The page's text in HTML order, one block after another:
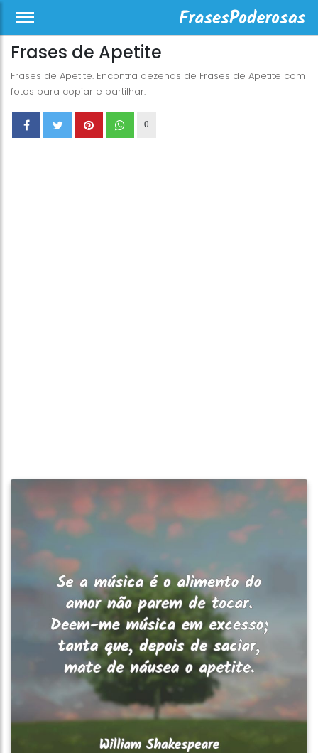
Frases de Apetite
Frases de Apetite. Encontra dezenas de Frases de Apetite com
fotos para copiar e partilhar.
0